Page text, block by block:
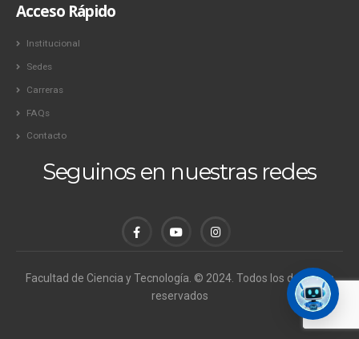
Acceso Rápido
Institucional
Sedes
Carreras
FAQs
Contacto
Seguinos en nuestras redes
Facultad de Ciencia y Tecnología. © 2024. Todos los derechos
reservados